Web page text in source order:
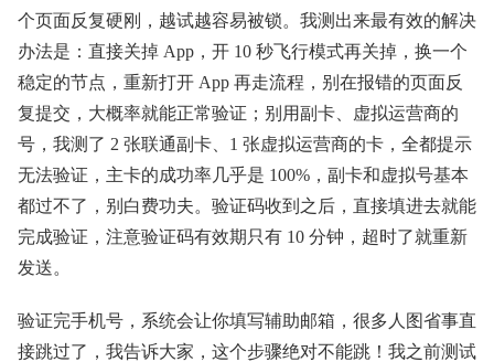
个页面反复硬刚，越试越容易被锁。我测出来最有效的解决
办法是：直接关掉 App，开 10 秒飞行模式再关掉，换一个
稳定的节点，重新打开 App 再走流程，别在报错的页面反
复提交，大概率就能正常验证；别用副卡、虚拟运营商的
号，我测了 2 张联通副卡、1 张虚拟运营商的卡，全都提示
无法验证，主卡的成功率几乎是 100%，副卡和虚拟号基本
都过不了，别白费功夫。验证码收到之后，直接填进去就能
完成验证，注意验证码有效期只有 10 分钟，超时了就重新
发送。
验证完手机号，系统会让你填写辅助邮箱，很多人图省事直
接跳过了，我告诉大家，这个步骤绝对不能跳！我之前测试